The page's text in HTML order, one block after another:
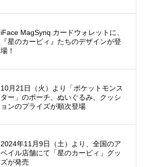
iFace MagSynq カードウォレットに、
『星のカービィ』たちのデザインが登
場！
10月21日（火）より「ポケットモンス
ター」のポーチ、ぬいぐるみ、クッシ
ョンのプライズが順次登場
2024年11月9日（土）より、全国のア
ベイル店舗にて「星のカービィ」グッ
ズが発売